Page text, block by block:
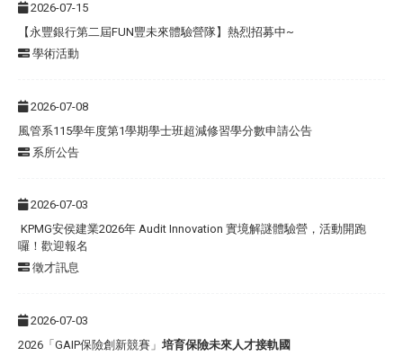
2026-07-15
【永豐銀行第二屆FUN豐未來體驗營隊】熱烈招募中~
學術活動
2026-07-08
風管系115學年度第1學期學士班超減修習學分數申請公告
系所公告
2026-07-03
KPMG安侯建業2026年 Audit Innovation 實境解謎體驗營，活動開跑
囉！歡迎報名
徵才訊息
2026-07-03
2026「GAIP保險創新競賽」 培育保險未來人才接軌國